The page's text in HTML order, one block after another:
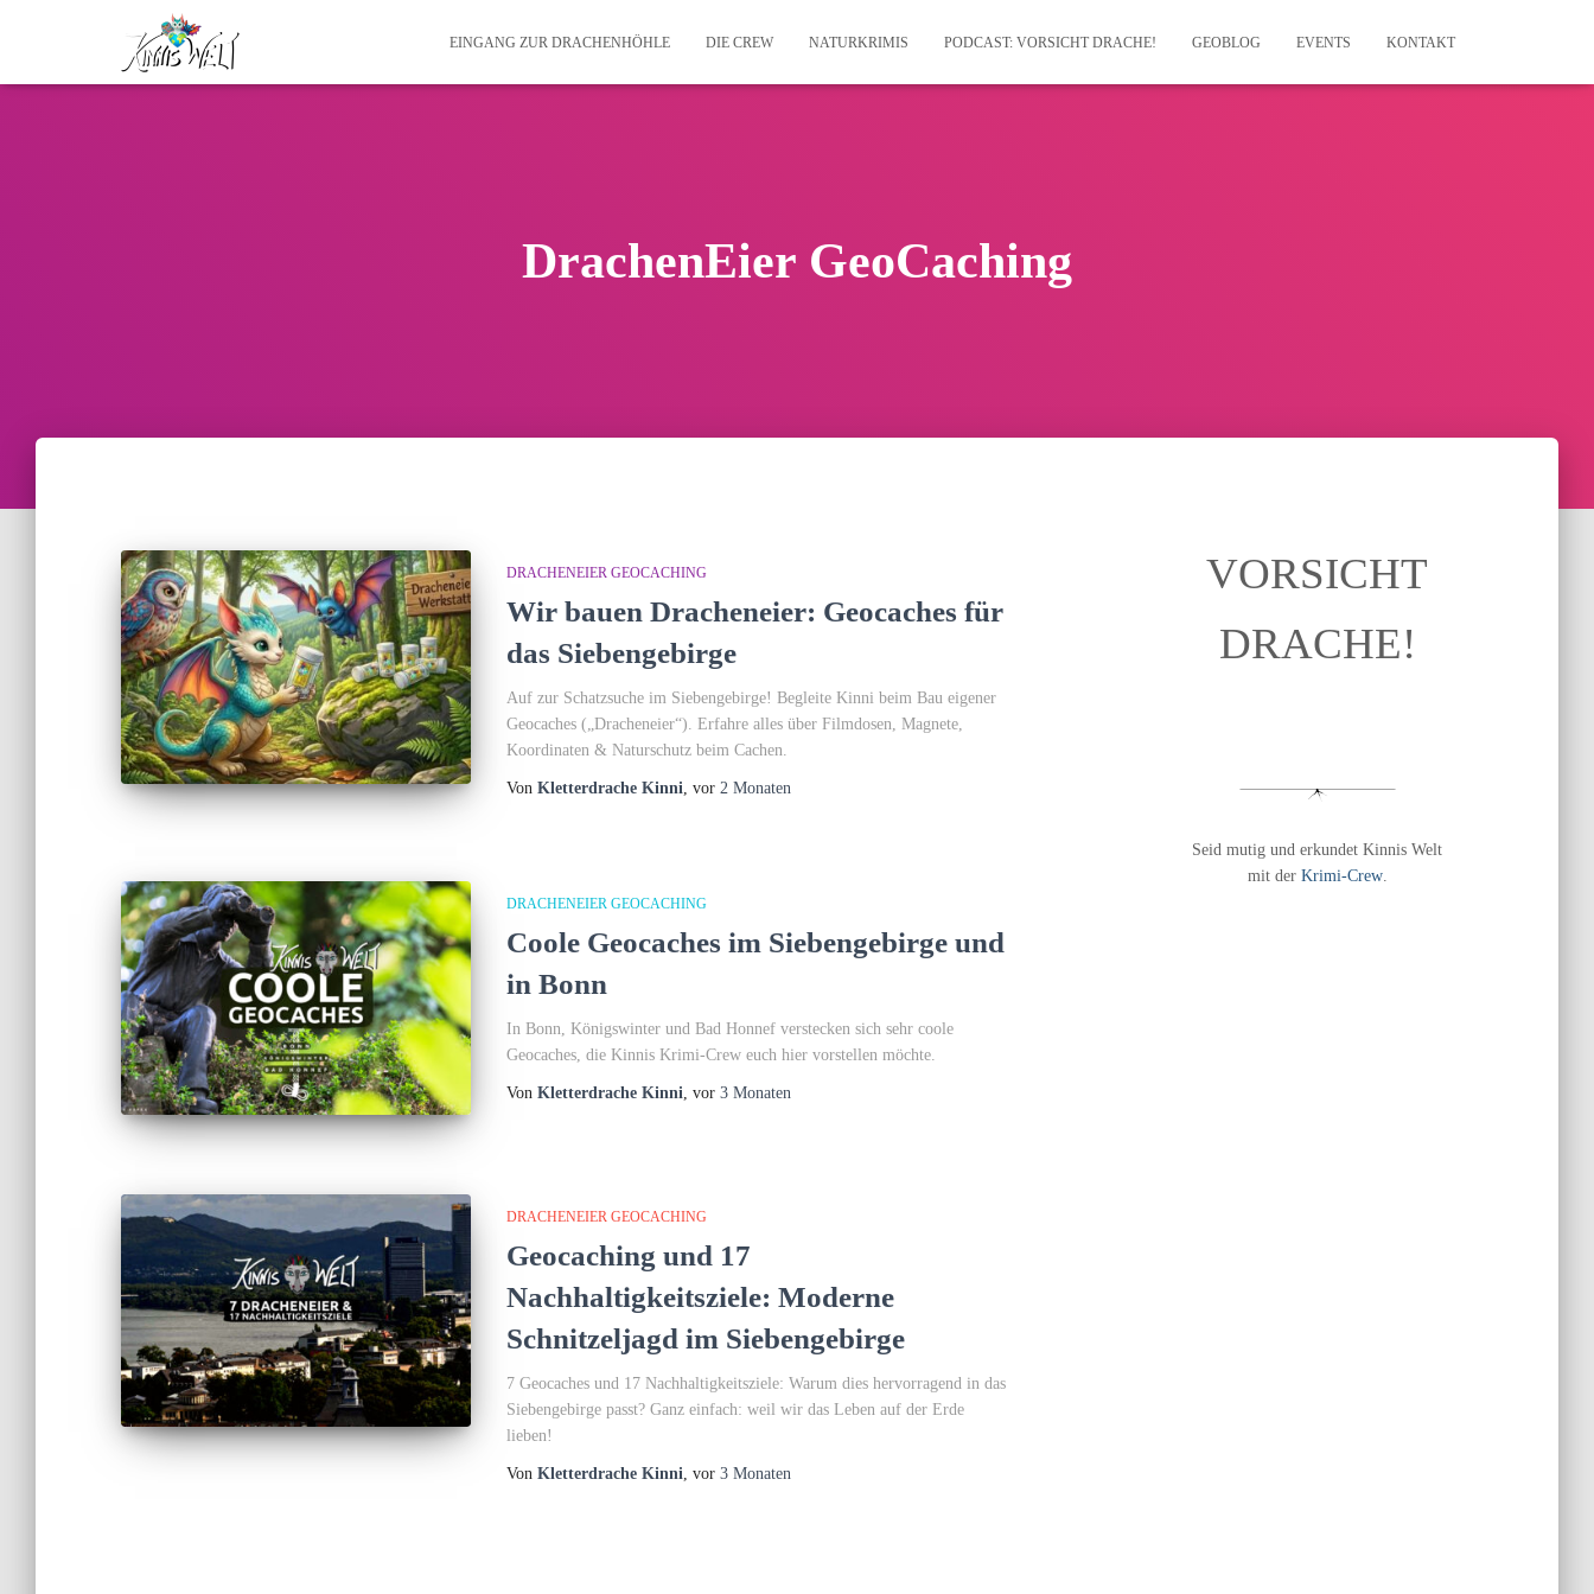
EINGANG ZUR DRACHENHÖHLE DIE CREW NATURKRIMIS PODCAST: VORSICHT DRACHE! GEOBLOG EVENTS KONTAKT
DrachenEier GeoCaching
DRACHENEIER GEOCACHING
Wir bauen Dracheneier: Geocaches für
das Siebengebirge
Auf zur Schatzsuche im Siebengebirge! Begleite Kinni beim Bau eigener
Geocaches („Dracheneier“). Erfahre alles über Filmdosen, Magnete,
Koordinaten & Naturschutz beim Cachen.
Von Kletterdrache Kinni, vor 2 Monaten
DRACHENEIER GEOCACHING
Coole Geocaches im Siebengebirge und
in Bonn
In Bonn, Königswinter und Bad Honnef verstecken sich sehr coole
Geocaches, die Kinnis Krimi-Crew euch hier vorstellen möchte.
Von Kletterdrache Kinni, vor 3 Monaten
DRACHENEIER GEOCACHING
Geocaching und 17
Nachhaltigkeitsziele: Moderne
Schnitzeljagd im Siebengebirge
7 Geocaches und 17 Nachhaltigkeitsziele: Warum dies hervorragend in das
Siebengebirge passt? Ganz einfach: weil wir das Leben auf der Erde
lieben!
Von Kletterdrache Kinni , vor 3 Monaten
VORSICHT
DRACHE!
Seid mutig und erkundet Kinnis Welt
mit der Krimi-Crew.